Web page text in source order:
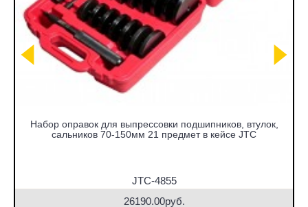
Набор оправок для выпрессовки подшипников, втулок,
сальников 70-150мм 21 предмет в кейсе JTC
JTC-4855
26190.00руб.